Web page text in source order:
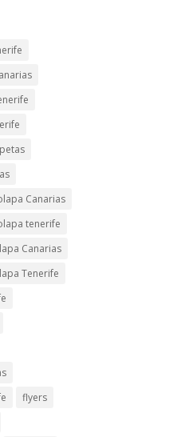
Canarias
tenerife
Canarias
Tenerife
flyers